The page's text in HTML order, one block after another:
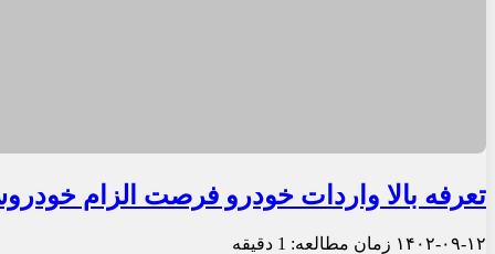
تعرفه بالا واردات خودرو فرصت الزام
۱۴۰۲-۰۹-۱۲ زمان مطالعه: 1 دقیقه